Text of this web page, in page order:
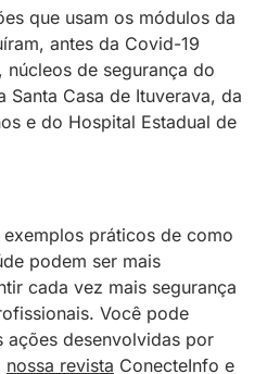
que usam os módulos da
antes da Covid-19
núcleos de segurança do
Santa Casa de Ituverava, da
e do Hospital Estadual de
práticos de como
podem ser mais
cada vez mais segurança
Você pode
ações desenvolvidas por
nossa revista ConecteInfo e